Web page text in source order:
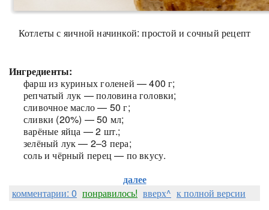
Котлеты с яичной начинкой: простой и сочный рецепт
Ингредиенты:
фарш из куриных голеней — 400 г;
репчатый лук — половина головки;
сливочное масло — 50 г;
сливки (20%) — 50 мл;
варёные яйца — 2 шт.;
зелёный лук — 2–3 пера;
соль и чёрный перец — по вкусу.
далее
комментарии: 0 понравилось! вверх^ к полной версии